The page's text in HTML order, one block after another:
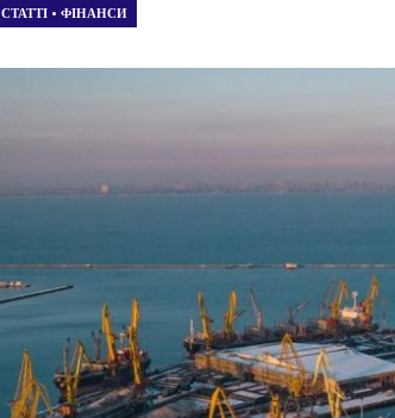
СТАТТІ • ФІНАНСИ